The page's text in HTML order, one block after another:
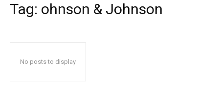
Tag: ohnson & Johnson
No posts to display